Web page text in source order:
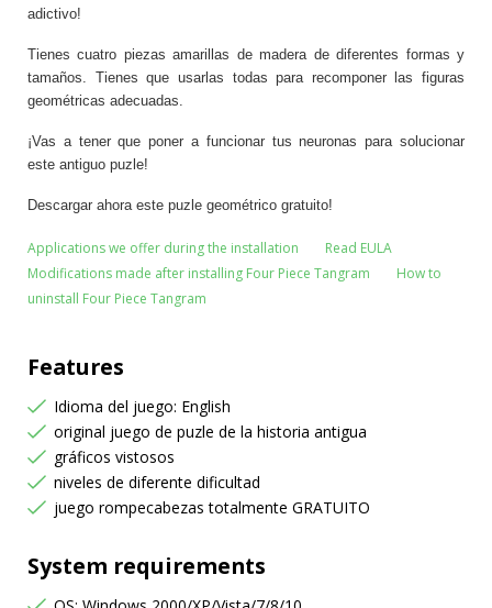
adictivo!
Tienes cuatro piezas amarillas de madera de diferentes formas y
tamaños. Tienes que usarlas todas para recomponer las figuras
geométricas adecuadas.
¡Vas a tener que poner a funcionar tus neuronas para solucionar
este antiguo puzle!
Descargar ahora este puzle geométrico gratuito!
Applications we offer during the installation
Read EULA
Modifications made after installing Four Piece Tangram
How to
uninstall Four Piece Tangram
Features
Idioma del juego: English
original juego de puzle de la historia antigua
gráficos vistosos
niveles de diferente dificultad
juego rompecabezas totalmente GRATUITO
System requirements